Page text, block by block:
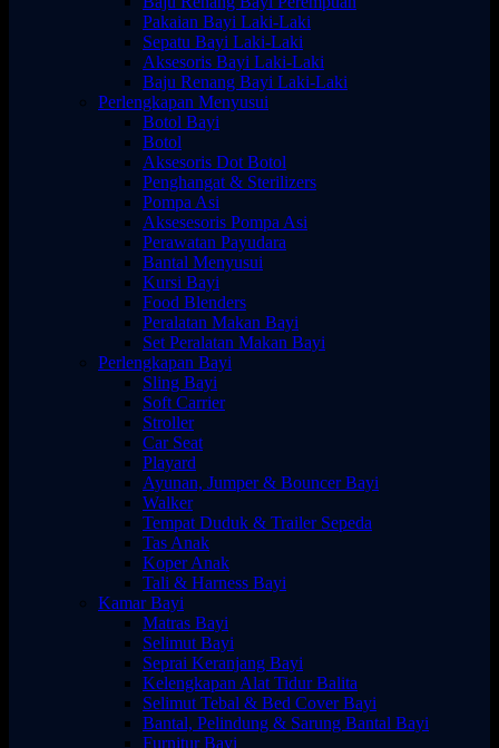
Pakaian Bayi Laki-Laki
Sepatu Bayi Laki-Laki
Aksesoris Bayi Laki-Laki
Baju Renang Bayi Laki-Laki
Perlengkapan Menyusui
Botol Bayi
Botol
Aksesoris Dot Botol
Penghangat & Sterilizers
Pompa Asi
Aksesesoris Pompa Asi
Perawatan Payudara
Bantal Menyusui
Kursi Bayi
Food Blenders
Peralatan Makan Bayi
Set Peralatan Makan Bayi
Perlengkapan Bayi
Sling Bayi
Soft Carrier
Stroller
Car Seat
Playard
Ayunan, Jumper & Bouncer Bayi
Walker
Tempat Duduk & Trailer Sepeda
Tas Anak
Koper Anak
Tali & Harness Bayi
Kamar Bayi
Matras Bayi
Selimut Bayi
Seprai Keranjang Bayi
Kelengkapan Alat Tidur Balita
Selimut Tebal & Bed Cover Bayi
Bantal, Pelindung & Sarung Bantal Bayi
Furnitur Bayi